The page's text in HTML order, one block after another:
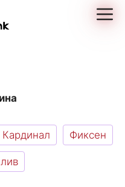
Кардинал Фиксен